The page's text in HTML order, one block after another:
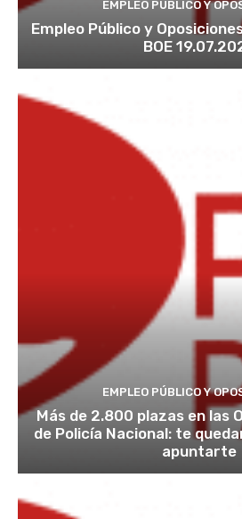
EMPLEO PÚBLICO Y
Empleo Público y
BOE
EMPLEO PÚBLICO Y
Más de 2.800 plazas en las
de Policía Nacional: te
apuntarte